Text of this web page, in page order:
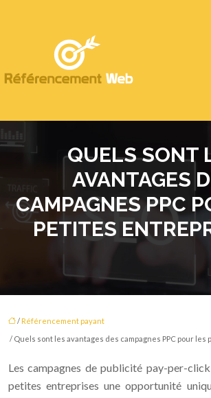
QUELS SONT
AVANTAGES
CAMPAGNES PPC
PETITES
/ Référencement payant
/ Quels sont les avantages des campagnes PPC pour
Les campagnes de publicité pay-per-
petites entreprises une opportunité